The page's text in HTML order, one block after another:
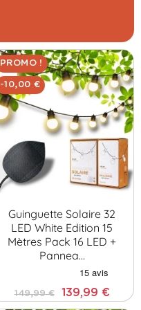
PROMO !
-10,00 €
Guinguette Solaire 32
LED White Edition 15
Mètres Pack 16 LED +
Pannea…
149,99 € 139,99 €